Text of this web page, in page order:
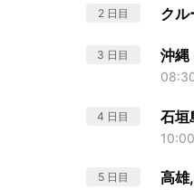
2 日目 クル
3 日目 沖縄
4 日目 石垣
5 日目 高雄